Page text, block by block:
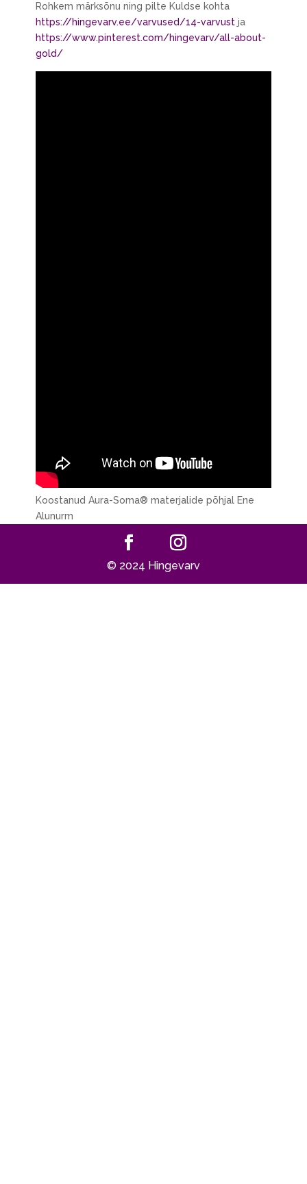
Rohkem märksõnu ning pilte Kuldse kohta
https://hingevarv.ee/varvused/14-varvustja
https://www.pinterest.com/hingevarv/all-about-
gold/
Koostanud Aura-Soma® materjalide põhjal Ene
Alunurm
© 2024 Hingevarv